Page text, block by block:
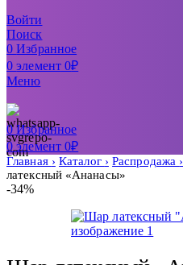
Войти
Поиск
0Избранное
0элемент 0₽
Меню
0Избранное
0элемент 0₽
Главная Каталог Распродажа
латексный «Ананасы»
-34%